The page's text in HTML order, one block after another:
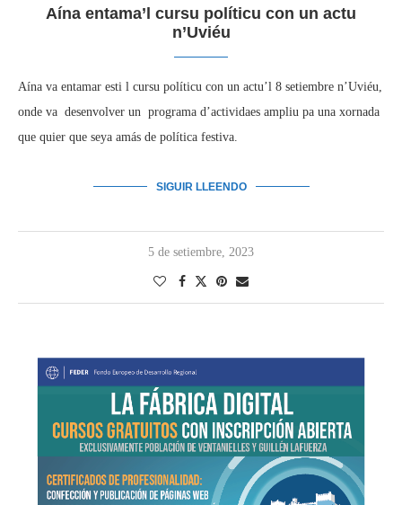
Aína entama’l cursu políticu con un actu
n’Uviéu
Aína va entamar esti l cursu políticu con un actu’l 8 setiembre n’Uviéu,
onde va desenvolver un programa d’actividaes ampliu pa una xornada
que quier que seya amás de política festiva.
SIGUIR LLEENDO
5 de setiembre, 2023